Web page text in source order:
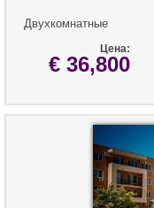
Двухкомнатные
Цена:
€ 36,800